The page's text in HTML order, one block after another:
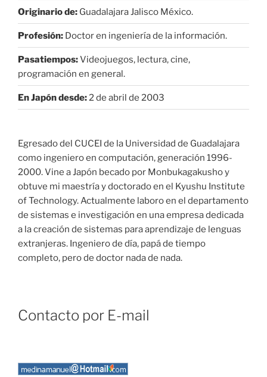
Originario de: Guadalajara Jalisco México.
Profesión: Doctor en ingeniería de la información.
Pasatiempos:Videojuegos, lectura, cine,
programación en general.
En Japón desde:2 de abril de 2003
Egresado del CUCEI de la Universidad de Guadalajara
como ingeniero en computación, generación 1996-
2000. Vine a Japón becado por Monbukagakusho y
obtuve mi maestría y doctorado en el Kyushu Institute
of Technology. Actualmente laboro en el departamento
de sistemas e investigación en una empresa dedicada
a la creación de sistemas para aprendizaje de lenguas
extranjeras. Ingeniero de día, papá de tiempo
completo, pero de doctor nada de nada.
Contacto por E-mail